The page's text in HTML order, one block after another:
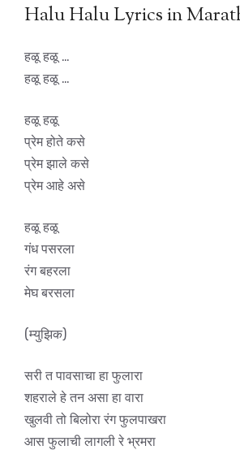
Halu Halu Lyrics in
हळू हळू …
हळू हळू …
हळू हळू
प्रेम होते कसे
प्रेम झाले कसे
प्रेम आहे असे
हळू हळू
गंध पसरला
रंग बहरला
मेघ बरसला
(म्युझिक)
सरी त पावसाचा हा फुलारा
शहराले हे तन असा हा वारा
खुलवी तो बिलोरा रंग फुलपाखरा
आस फुलाची लागली रे भ्रमरा